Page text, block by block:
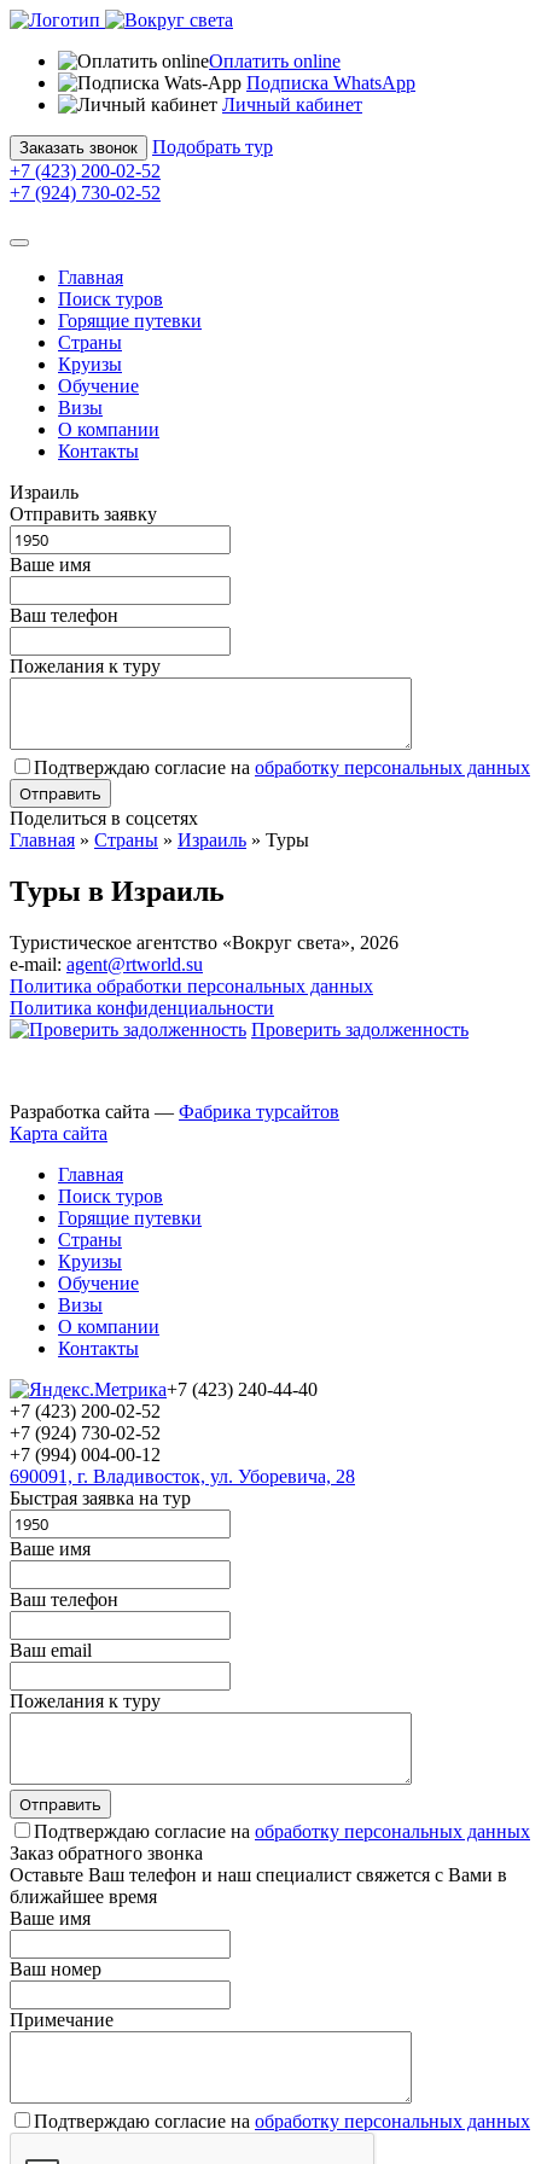
Оплатить online
Подписка WhatsApp
Личный кабинет
Заказать звонок
Подобрать тур
+7 (423) 200-02-52
+7 (924) 730-02-52
Главная
Поиск туров
Горящие путевки
Страны
Круизы
Обучение
Визы
О компании
Контакты
Израиль
Отправить заявку
Ваше имя
Ваш телефон
Пожелания к туру
Подтверждаю согласие на обработку персональных данных
Поделиться в соцсетях
Главная » Страны » Израиль » Туры
Туры в Израиль
Туристическое агентство «Вокруг света», 2026
e-mail: agent@rtworld.su
Политика обработки персональных данных
Политика конфиденциальности
Проверить задолженность
Разработка сайта — Фабрика турсайтов
Карта сайта
Главная
Поиск туров
Горящие путевки
Страны
Круизы
Обучение
Визы
О компании
Контакты
+7 (423) 240-44-40
+7 (423) 200-02-52
+7 (924) 730-02-52
+7 (994) 004-00-12
690091, г. Владивосток, ул. Уборевича, 28
Быстрая заявка на тур
Ваше имя
Ваш телефон
Ваш email
Пожелания к туру
Подтверждаю согласие на обработку персональных данных
Заказ обратного звонка
Оставьте Ваш телефон и наш специалист свяжется с Вами в
ближайшее время
Ваше имя
Ваш номер
Примечание
Подтверждаю согласие на обработку персональных данных